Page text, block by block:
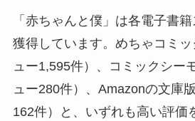
「赤ちゃんと僕」は各電子書
獲得しています。めちゃコミ
ュー1,595件）、コミックシー
ュー280件）、Amazonの文庫
162件）と、いずれも高い評価